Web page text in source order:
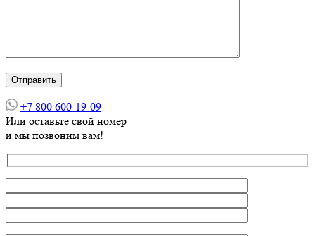
+7 800 600-19-09
Или оставьте свой номер
и мы позвоним вам!